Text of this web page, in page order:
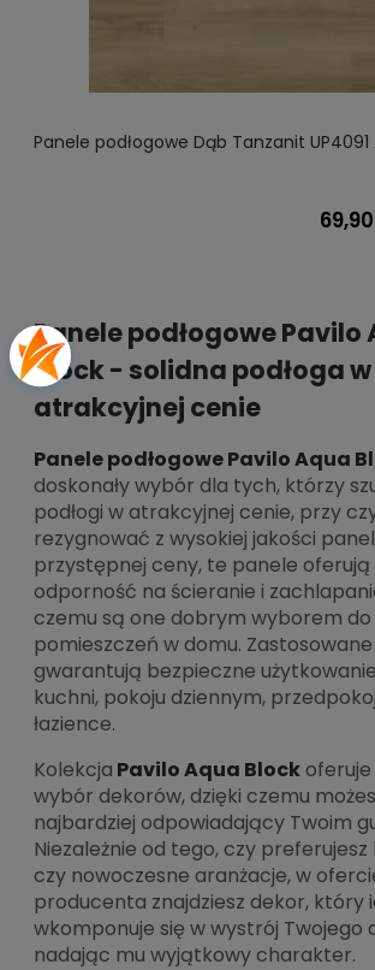
Panele podłogowe Dąb Tanzanit UP4091
69,90
Panele podłogowe Pavilo
Block - solidna podłoga w
atrakcyjnej cenie
Panele podłogowe Pavilo Aqua
doskonały wybór dla tych, którzy
podłogi w atrakcyjnej cenie, przy
rezygnować z wysokiej jakości
przystępnej ceny, te panele oferują
odporność na ścieranie i
czemu są one dobrym wyborem do
pomieszczeń w domu.
gwarantują bezpieczne
kuchni, pokoju dziennym,
łazience.
Kolekcja Pavilo Aqua Block
wybór dekorów, dzięki czemu
najbardziej odpowiadający Twoim
Niezależnie od tego, czy preferujesz
czy nowoczesne aranżacje, w
producenta znajdziesz dekor, który
wkomponuje się w wystrój Twojego
nadając mu wyjątkowy charakter.